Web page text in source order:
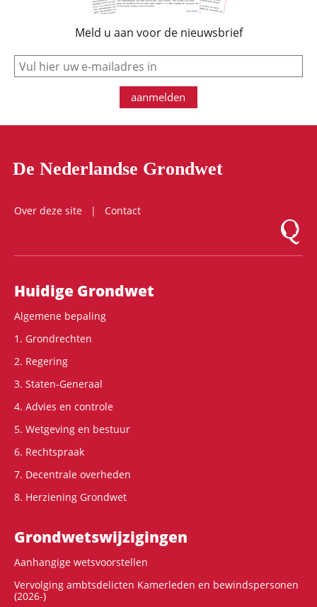
Meld u aan voor de nieuwsbrief
e-mail
aanmelden
De Nederlandse Grondwet
Over deze site
Contact
Logo
Hoofdnavigatie
Huidige Grondwet
Algemene bepaling
1. Grondrechten
2. Regering
3. Staten-Generaal
4. Advies en controle
5. Wetgeving en bestuur
6. Rechtspraak
7. Decentrale overheden
8. Herziening Grondwet
Grondwets­wijzigingen
Aanhangige wetsvoorstellen
Vervolging ambtsdelicten Kamerleden en bewindspersonen
(2026-)